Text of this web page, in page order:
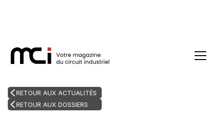
RETOUR AUX ACTUALITÉS
RETOUR AUX DOSSIERS